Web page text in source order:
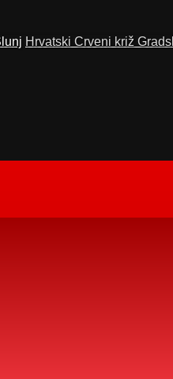
Hrvatski Crveni križ